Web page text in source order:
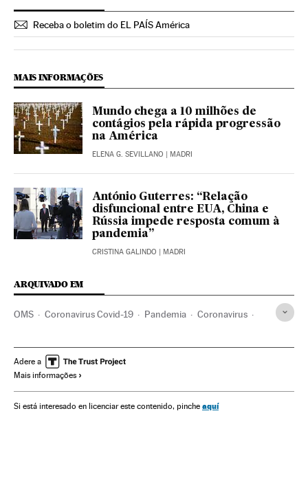
Receba o boletim do EL PAÍS América
MAIS INFORMAÇÕES
Mundo chega a 10 milhões de
contágios pela rápida progressão
na América
ELENA G. SEVILLANO | MADRI
António Guterres: “Relação
disfuncional entre EUA, China e
Rússia impede resposta comum à
pandemia”
CRISTINA GALINDO | MADRI
ARQUIVADO EM
OMS Coronavirus Covid-19 Pandemia Coronavirus
Medicina Saúde Previdência pública
Adere a
Mais informações
Si está interesado en licenciar este contenido, pinche aquí